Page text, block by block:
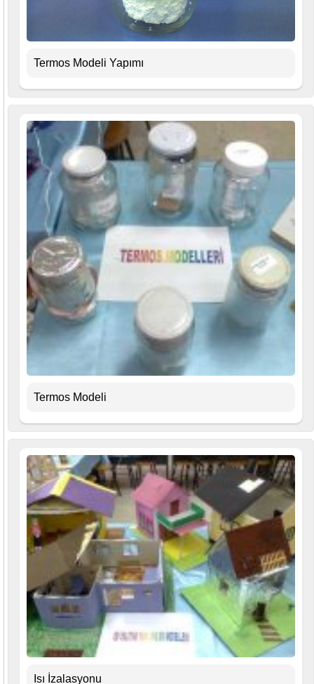
Termos Modeli Yapımı
Termos Modeli
Isı İzalasyonu